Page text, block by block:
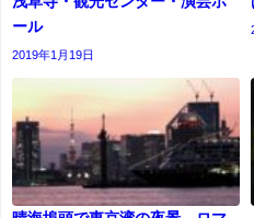
ール
2019年1月19日